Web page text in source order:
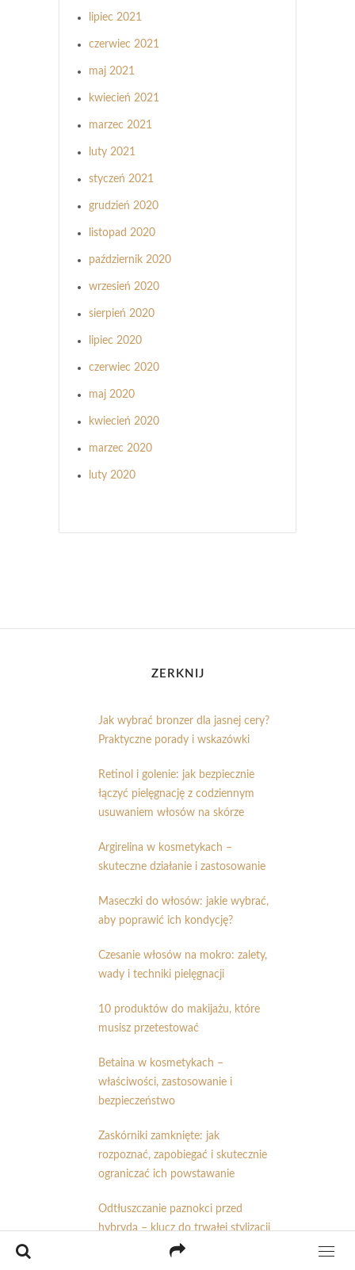
lipiec 2021
czerwiec 2021
maj 2021
kwiecień 2021
marzec 2021
luty 2021
styczeń 2021
grudzień 2020
listopad 2020
październik 2020
wrzesień 2020
sierpień 2020
lipiec 2020
czerwiec 2020
maj 2020
kwiecień 2020
marzec 2020
luty 2020
ZERKNIJ
Jak wybrać bronzer dla jasnej cery?
Praktyczne porady i wskazówki
Retinol i golenie: jak bezpiecznie
łączyć pielęgnację z codziennym
usuwaniem włosów na skórze
Argirelina w kosmetykach –
skuteczne działanie i zastosowanie
Maseczki do włosów: jakie wybrać,
aby poprawić ich kondycję?
Czesanie włosów na mokro: zalety,
wady i techniki pielęgnacji
10 produktów do makijażu, które
musisz przetestować
Betaina w kosmetykach –
właściwości, zastosowanie i
bezpieczeństwo
Zaskórniki zamknięte: jak
rozpoznać, zapobiegać i skutecznie
ograniczać ich powstawanie
Odtłuszczanie paznokci przed
hybrydą – klucz do trwałej stylizacji